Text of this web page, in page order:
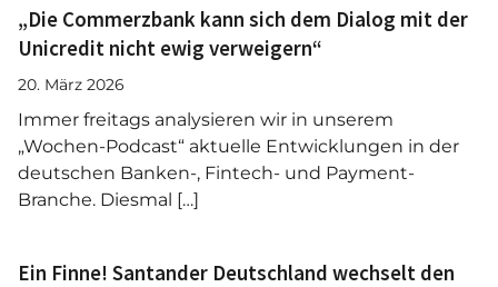
„Die Commerzbank kann sich dem Dialog mit der
Unicredit nicht ewig verweigern“
20. März 2026
Immer freitags analysieren wir in unserem
„Wochen-Podcast“ aktuelle Entwicklungen in der
deutschen Banken-, Fintech- und Payment-
Branche. Diesmal […]
Ein Finne! Santander Deutschland wechselt den